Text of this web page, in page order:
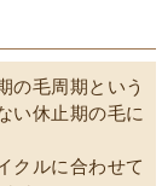
の毛周期という
い休止期の毛に
クルに合わせて